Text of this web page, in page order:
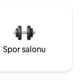
Spor salonu